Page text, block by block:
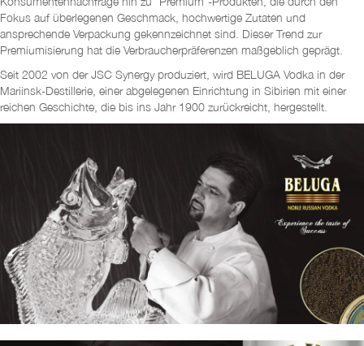
Fokus auf überlegenen Geschmack, hochwertige Zutaten und
ansprechende Verpackung gekennzeichnet sind. Dieser Trend zur
Premiumisierung hat die Verbraucherpräferenzen maßgeblich geprägt.
Seit 2002 von der JSC Synergy produziert, wird BELUGA Vodka in der
Mariinsk-Destillerie, einer abgelegenen Einrichtung in Sibirien mit einer
reichen Geschichte, die bis ins Jahr 1900 zurückreicht, hergestellt.